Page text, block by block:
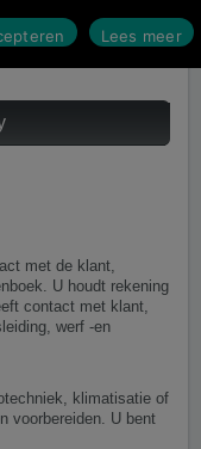
met de klant,
U houdt rekening
contact met klant,
werf -en
klimatisatie of
voorbereiden. U bent
Lees meer